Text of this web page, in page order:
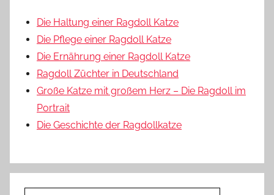
Die Haltung einer Ragdoll Katze
Die Pflege einer Ragdoll Katze
Die Ernährung einer Ragdoll Katze
Ragdoll Züchter in Deutschland
Große Katze mit großem Herz – Die Ragdoll im
Portrait
Die Geschichte der Ragdollkatze